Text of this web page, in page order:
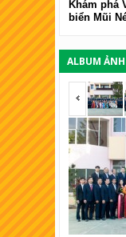
Khám phá
biển Mũi
ALBUM ẢNH